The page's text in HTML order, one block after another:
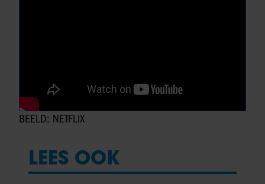
BEELD: NETFLIX
LEES OOK